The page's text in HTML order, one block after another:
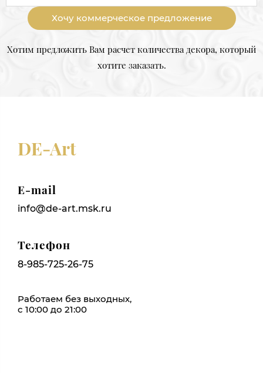
Хочу коммерческое предложение
Хотим предложить Вам расчет количества декора, который
хотите заказать.
DE-Art
E-mail
info@de-art.msk.ru
Телефон
8-985-725-26-75
Работаем без выходных,
с 10:00 до 21:00